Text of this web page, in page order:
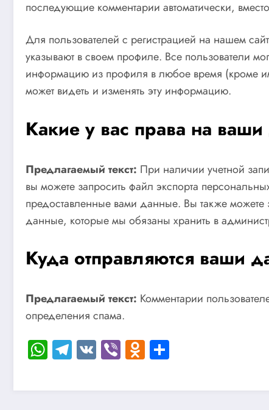
последующие комментарии автоматически,
Для пользователей с регистрацией на нашем
указывают в своем профиле. Все пользователи
информацию из профиля в любое время (кроме
может видеть и изменять эту информацию.
Какие у вас права на
Предлагаемый текст: При наличии учетной
вы можете запросить файл экспорта
предоставленные вами данные. Вы также можете
данные, которые мы обязаны хранить в
Куда отправляются ваши
Предлагаемый текст: Комментарии
определения спама.
WhatsApp
Telegram
VKViberOdnoklassniki